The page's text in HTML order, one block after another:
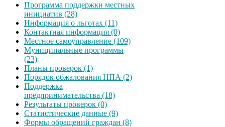
Программа поддержки местных
инициатив (28)
Информация о льготах (11)
Контактная информация (0)
Местное самоуправление (109)
Муниципальные программы
(23)
Планы проверок (1)
Порядок обжалования НПА (2)
Поддержка
предпринимательства (18)
Результаты проверок (0)
Статистические данные (9)
Формы обращений граждан (8)